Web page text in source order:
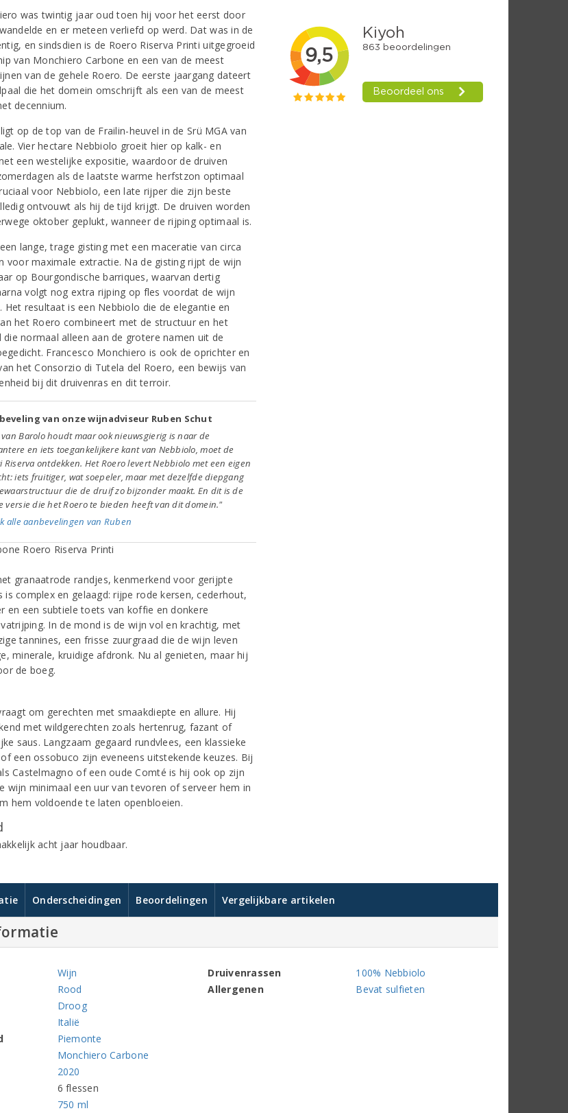
was twintig jaar oud toen hij voor het eerst door
en er meteen verliefd op werd. Dat was in de
en sindsdien is de Roero Riserva Printi uitgegroeid
van Monchiero Carbone en een van de meest
van de gehele Roero. De eerste jaargang dateert
die het domein omschrijft als een van de meest
decennium.
op de top van de Frailin-heuvel in de Srü MGA van
Vier hectare Nebbiolo groeit hier op kalk- en
een westelijke expositie, waardoor de druiven
als de laatste warme herfstzon optimaal
voor Nebbiolo, een late rijper die zijn beste
ontvouwt als hij de tijd krijgt. De druiven worden
oktober geplukt, wanneer de rijping optimaal is.
lange, trage gisting met een maceratie van circa
voor maximale extractie. Na de gisting rijpt de wijn
op Bourgondische barriques, waarvan dertig
volgt nog extra rijping op fles voordat de wijn
Het resultaat is een Nebbiolo die de elegantie en
het Roero combineert met de structuur en het
normaal alleen aan de grotere namen uit de
Francesco Monchiero is ook de oprichter en
het Consorzio di Tutela del Roero, een bewijs van
bij dit druivenras en dit terroir.
van onze wijnadviseur Ruben Schut
van Barolo houdt maar ook nieuwsgierig is naar de
en iets toegankelijkere kant van Nebbiolo, moet de
Riserva ontdekken. Het Roero levert Nebbiolo met een eigen
iets fruitiger, wat soepeler, maar met dezelfde diepgang
die de druif zo bijzonder maakt. En dit is de
versie die het Roero te bieden heeft van dit domein."
alle aanbevelingen van Ruben
granaatrode randjes, kenmerkend voor gerijpte
is complex en gelaagd: rijpe rode kersen, cederhout,
en een subtiele toets van koffie en donkere
In de mond is de wijn vol en krachtig, met
tannines, een frisse zuurgraad die de wijn leven
minerale, kruidige afdronk. Nu al genieten, maar hij
de boeg.
om gerechten met smaakdiepte en allure. Hij
met wildgerechten zoals hertenrug, fazant of
saus. Langzaam gegaard rundvlees, een klassieke
een ossobuco zijn eveneens uitstekende keuzes. Bij
Castelmagno of een oude Comté is hij ook op zijn
wijn minimaal een uur van tevoren of serveer hem in
hem voldoende te laten openbloeien.
acht jaar houdbaar.
Onderscheidingen Beoordelingen Vergelijkbare artikelen
Wijn
Rood
Droog
Italië
Piemonte
Monchiero Carbone
2020
6 flessen
750 ml
Druivenrassen
100% Nebbiolo
Allergenen
Bevat sulfieten